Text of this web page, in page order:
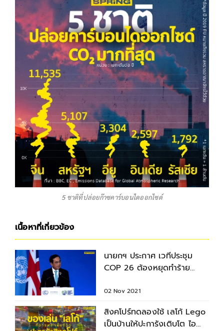
5 ชาติที่ปล่อยก๊าซคาร์บอนไดออกไซด์
เนื้อหาที่เกี่ยวข้อง
นายกฯ ประกาศ เวทีประชุม
COP 26 ต้องหยุดทำร้าย
02 Nov 2021
สิงคโปร์ทดลองใช้ เลโก้ Lego
เป็นบ้านให้ปะการังเติบโต ไอ